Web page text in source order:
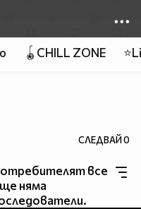
🪀CHILL ZONE
СЛЕДВАЙ0
все
няма